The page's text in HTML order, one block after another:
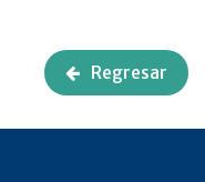
Regresar